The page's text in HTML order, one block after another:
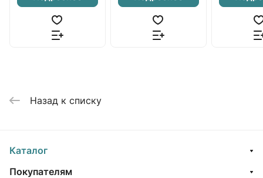
Назад к списку
Каталог
Покупателям